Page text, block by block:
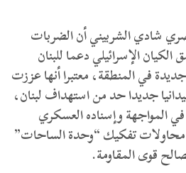
شادي الشربيني أن الضربات
الإسرائيلي دعما للبنان
في المنطقة، معتبرا أنها عززت
جديدا حد من استهداف لبنان،
المواجهة وإسناده العسكري
محاولات تفكيك “وحدة الساحات”
قوى المقاومة.